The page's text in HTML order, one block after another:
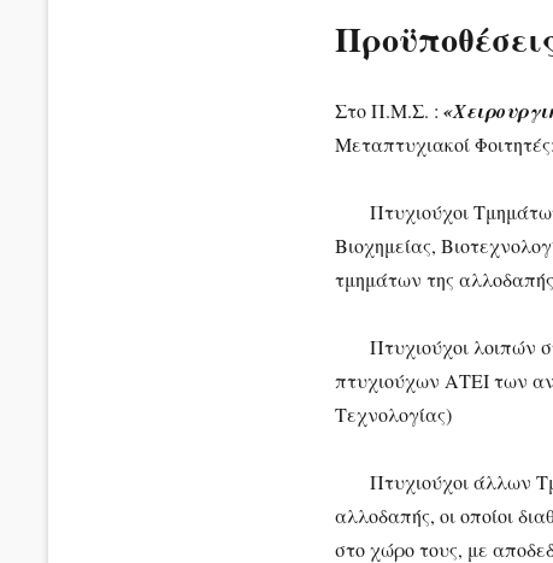
Στο Π.Μ.Σ. :
Μεταπτυχιακοί Φοιτητές:
Πτυχιούχοι Τμημάτων
Βιοχημείας,
τμημάτων της
Πτυχιούχοι λοιπών
πτυχιούχων ΑΤΕΙ των
Τεχνολογίας)
Πτυχιούχοι άλλων
αλλοδαπής, οι οποίοι
στο χώρο τους, με